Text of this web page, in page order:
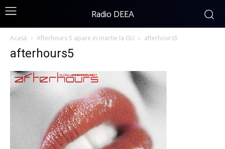
Radio DEEA
Acasă Afterhours 5 apare in martie la GU afterhours5
afterhours5